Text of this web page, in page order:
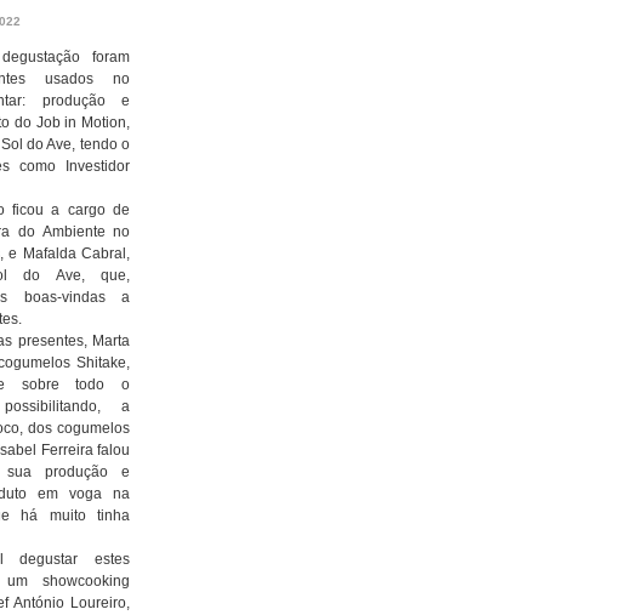
foram
usados no
produção e
do Job in Motion,
do Ave, tendo o
como Investidor
ficou a cargo de
do Ambiente no
e Mafalda Cabral,
do Ave, que,
boas-vindas a
presentes, Marta
Shitake,
sobre todo o
a
dos cogumelos
Ferreira falou
produção e
em voga na
há muito tinha
degustar estes
showcooking
António Loureiro,